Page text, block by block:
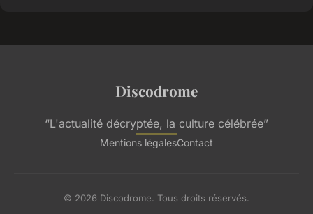
Discodrome
“L'actualité décryptée, la culture célébrée”
Mentions légalesContact
© 2026 Discodrome. Tous droits réservés.